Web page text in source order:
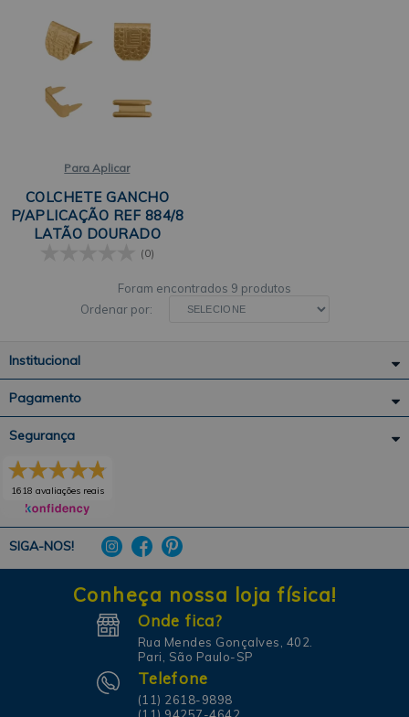
Para Aplicar
COLCHETE GANCHO
P/APLICAÇÃO REF 884/8
LATÃO DOURADO
TOTAL C/200UN EBERLE
(0)
9 produtos
Ordenar por:
Institucional
Pagamento
SIGA-NOS!
Segurança
1618 avaliações reais
Conheça nossa loja física!
Onde fica?
Rua Mendes Gonçalves, 402.
Pari, São Paulo-SP
Telefone
(11) 2618-9898